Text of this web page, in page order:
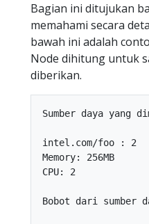
Bagian ini ditujukan
memahami secara
bawah ini adalah
Node dihitung untuk
diberikan.
Sumber daya yang
intel.com/foo : 2
Memory: 256MB
CPU: 2
Bobot dari sumber